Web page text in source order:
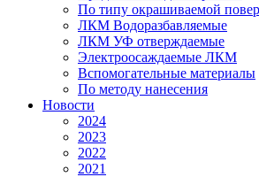
По типу окрашиваемой
ЛКМ Водоразбавляемые
ЛКМ УФ отверждаемые
Электроосаждаемые ЛКМ
Вспомогательные материалы
По методу нанесения
Новости
2024
2023
2022
2021